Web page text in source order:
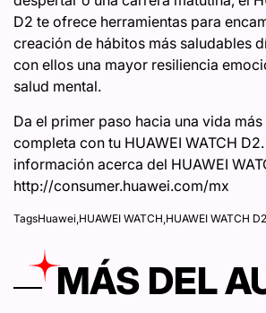
D2 te ofrece herramientas para
creación de hábitos más saludables
con ellos una mayor resiliencia
salud mental.
Da el primer paso hacia una vida
completa con tu HUAWEI WATCH
información acerca del HUAWEI
http://consumer.huawei.com/mx
TagsHuawei HUAWEI WATCH HUAWEI WATCH D2
MÁS DEL